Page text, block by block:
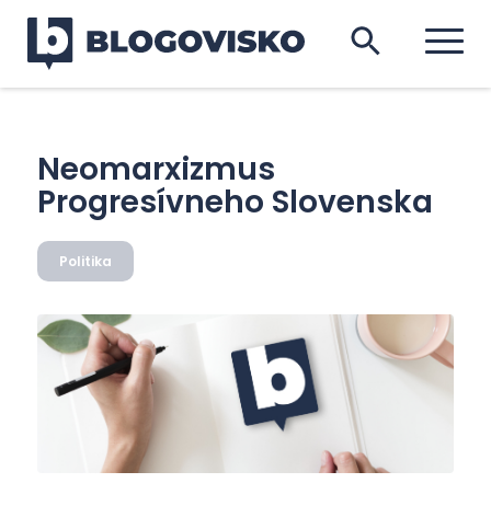
Neomarxizmus
Progresívneho Slovenska
Politika